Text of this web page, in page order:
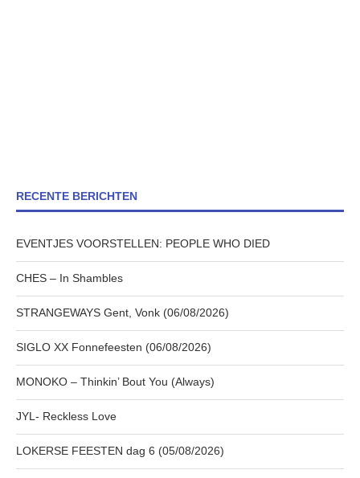
RECENTE BERICHTEN
EVENTJES VOORSTELLEN: PEOPLE WHO DIED
CHES – In Shambles
STRANGEWAYS Gent, Vonk (06/08/2026)
SIGLO XX Fonnefeesten (06/08/2026)
MONOKO – Thinkin’ Bout You (Always)
JYL- Reckless Love
LOKERSE FEESTEN dag 6 (05/08/2026)